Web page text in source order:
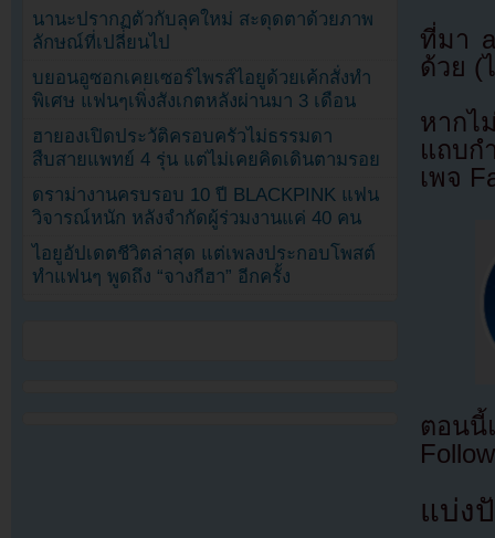
ที่มา
ด้วย (
หากไ
แถบก
เพจ
ตอนนี้
แบ่ง
นานะปรากฏตัวกับลุคใหม่ สะดุดตาด้วยภาพ
ลักษณ์ที่เปลี่ยนไป
บยอนอูซอกเคยเซอร์ไพรส์ไอยูด้วยเค้กสั่งทำ
พิเศษ แฟนๆเพิ่งสังเกตหลังผ่านมา 3 เดือน
ฮายองเปิดประวัติครอบครัวไม่ธรรมดา
สืบสายแพทย์ 4 รุ่น แต่ไม่เคยคิดเดินตามรอย
ดราม่างานครบรอบ 10 ปี BLACKPINK แฟน
วิจารณ์หนัก หลังจำกัดผู้ร่วมงานแค่ 40 คน
ไอยูอัปเดตชีวิตล่าสุด แต่เพลงประกอบโพสต์
ทำแฟนๆ พูดถึง “จางกีฮา” อีกครั้ง